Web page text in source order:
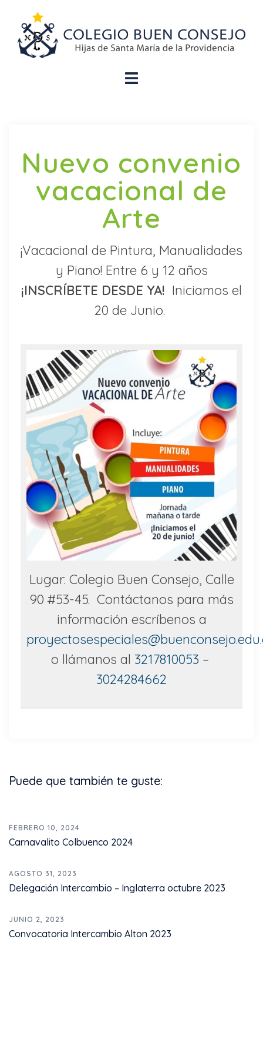
Nuevo convenio
vacacional de
Arte
¡Vacacional de Pintura, Manualidades
y Piano! Entre 6 y 12 años
¡INSCRÍBETE DESDE YA! Iniciamos el
20 de Junio.
Lugar: Colegio Buen Consejo, Calle
90 #53-45. Contáctanos para más
información escríbenos a
o llámanos al 3217810053 –
3024284662
Puede que también te guste:
FEBRERO 10, 2024
Carnavalito Colbuenco 2024
AGOSTO 31, 2023
Delegación Intercambio – Inglaterra octubre 2023
JUNIO 2, 2023
Convocatoria Intercambio Alton 2023